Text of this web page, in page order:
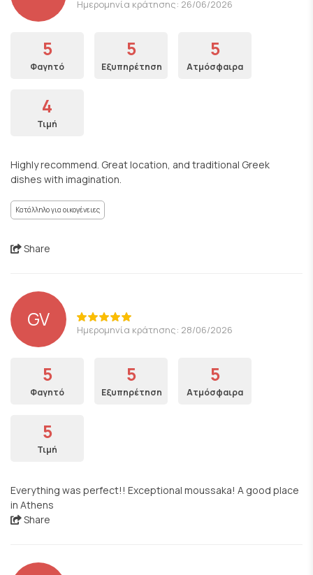
Ημερομηνία κράτησης: 26/06/2026
5
Φαγητό
5
Εξυπηρέτηση
5
Ατμόσφαιρα
4
Τιμή
Highly recommend. Great location, and traditional Greek
dishes with imagination.
Κατάλληλο για οικογένειες
Share
GV Ημερομηνία κράτησης: 28/06/2026
5
Φαγητό
5
Εξυπηρέτηση
5
Ατμόσφαιρα
5
Τιμή
Everything was perfect!! Exceptional moussaka! A good place
in Athens
Share